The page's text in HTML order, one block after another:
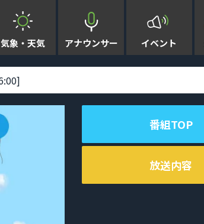
気象・天気 アナウンサー イベント
番組TOP
放送内容